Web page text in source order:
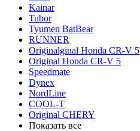
Kainar
Tubor
Tyumen BatBear
RUNNER
Originalginal Honda CR-V 5
Original Honda CR-V 5
Speedmate
Dynex
NordLine
COOL-T
Original СHERY
Показать все